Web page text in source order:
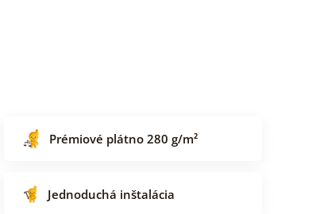
Prémiové plátno 280 g/m²
Jednoduchá inštalácia